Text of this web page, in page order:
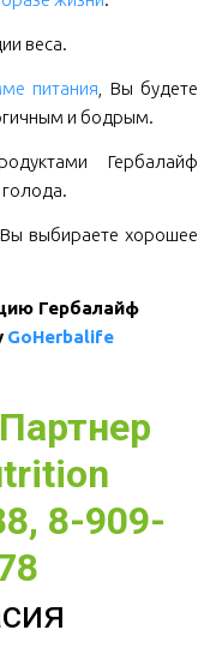
веса.
питания , Вы будете
и бодрым.
Гербалайф
выбираете хорошее
Гербалайф
GoHerbalife
8-909-